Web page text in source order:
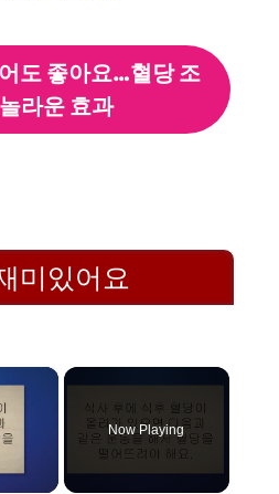
도 좋아요…혈당 조
라운 효과
미있어요
×
Video
Now Playing